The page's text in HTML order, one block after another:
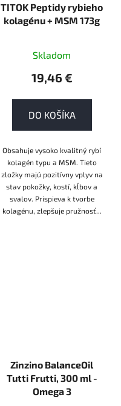
TITOK Peptidy rybieho
kolagénu + MSM 173g
Skladom
19,46 €
DO KOŠÍKA
Obsahuje vysoko kvalitný rybí
kolagén typu a MSM. Tieto
zložky majú pozitívny vplyv na
stav pokožky, kostí, kĺbov a
svalov. Prispieva k tvorbe
kolagénu, zlepšuje pružnosť...
Zinzino BalanceOil
Tutti Frutti, 300 ml -
Omega 3